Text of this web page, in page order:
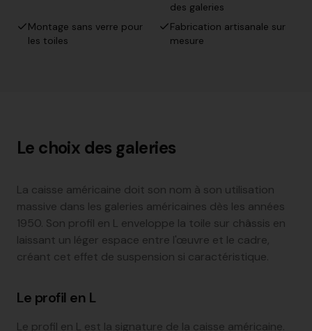
des galeries
Montage sans verre pour
les toiles
Fabrication artisanale sur
mesure
Le choix des galeries
La caisse américaine doit son nom à son utilisation
massive dans les galeries américaines dès les années
1950. Son profil en L enveloppe la toile sur châssis en
laissant un léger espace entre l'œuvre et le cadre,
créant cet effet de suspension si caractéristique.
Le profil en L
Le profil en L est la signature de la caisse américaine.